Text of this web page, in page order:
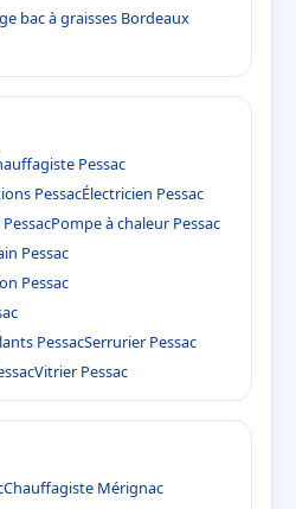
bac à graisses Bordeaux
Pessac
PessacÉlectricien Pessac
Pompe à chaleur Pessac
Pessac
Pessac
PessacSerrurier Pessac
Vitrier Pessac
Chauffagiste Mérignac